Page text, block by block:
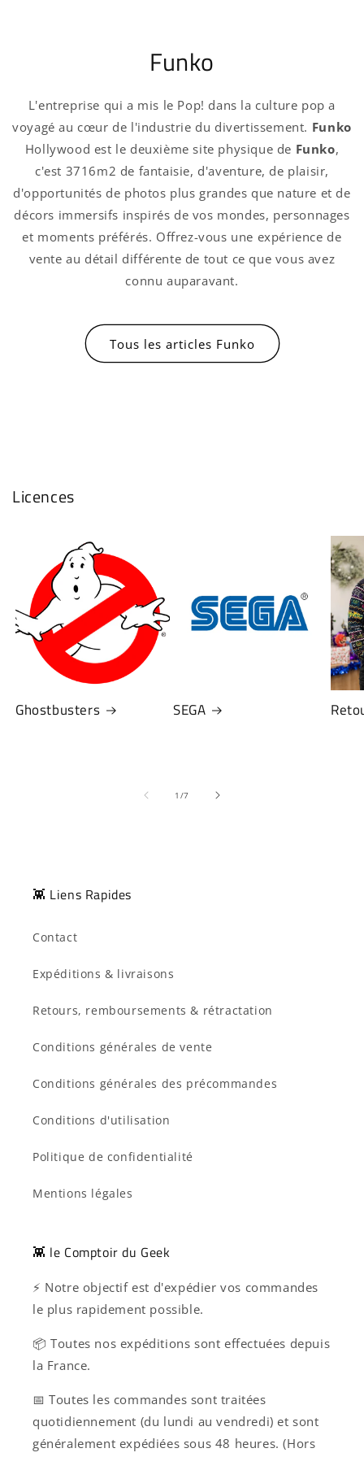
Funko
L'entreprise qui a mis le Pop! dans la culture pop a
voyagé au cœur de l'industrie du divertissement. Funko
Hollywood est le deuxième site physique de Funko,
c'est 3716m2 de fantaisie, d'aventure, de plaisir,
d'opportunités de photos plus grandes que nature et de
décors immersifs inspirés de vos mondes, personnages
et moments préférés. Offrez-vous une expérience de
vente au détail différente de tout ce que vous avez
connu auparavant.
Tous les articles Funko
Licences
Ghostbusters SEGA
1 /de
7
👾 Liens Rapides
Contact
Expéditions & livraisons
Retours, remboursements & rétractation
Conditions générales de vente
Conditions générales des précommandes
Conditions d'utilisation
Politique de confidentialité
Mentions légales
👾 le Comptoir du Geek
⚡ Notre objectif est d'expédier vos commandes
le plus rapidement possible.
📦 Toutes nos expéditions sont effectuées depuis
la France.
📅 Toutes les commandes sont traitées
quotidiennement (du lundi au vendredi) et sont
généralement expédiées sous 48 heures. (Hors